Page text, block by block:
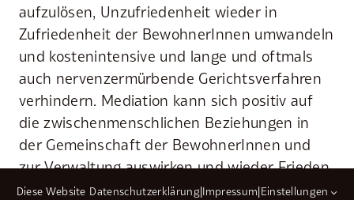
aufzulösen, Unzufriedenheit wieder in
Zufriedenheit der BewohnerInnen umwandeln
und kostenintensive und lange und oftmals
auch nervenzermürbende Gerichtsverfahren
verhindern. Mediation kann sich positiv auf
die zwischenmenschlichen Beziehungen in
der Gemeinschaft der BewohnerInnen und
zur Verwaltung auswirken und wieder Frieden
und Harmonie in der Wohnhausanlage
Diese Website Datenschutzerklärung Impressum Einstellungen